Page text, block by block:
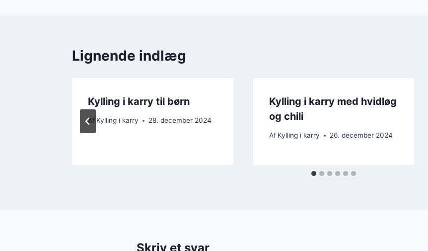
Lignende indlæg
Kylling i karry til børn
Af Kylling i karry 28. december 2024
Kylling i karry med hvidløg
og chili
Af Kylling i karry 26. december 2024
Skriv et svar